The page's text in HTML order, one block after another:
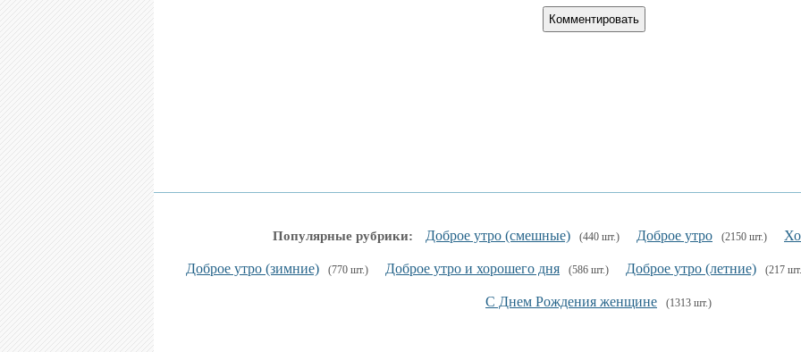
Популярные рубрики: Доброе утро (смешные) (440 шт.) Доброе утро (2150 шт.)
Доброе утро (зимние) (770 шт.) Доброе утро и хорошего дня (586 шт.) Доброе утро (летние) (217
С Днем Рождения женщине (1313 шт.)